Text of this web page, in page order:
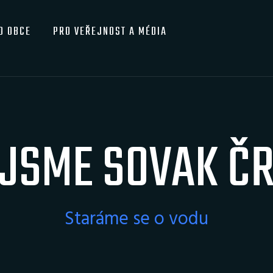
OBCE PRO VEŘEJNOST A MÉDIA
JSME SOVAK
Staráme se o vodu